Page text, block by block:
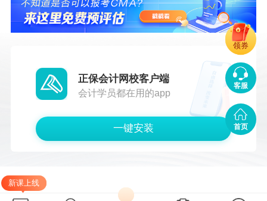
正保会计网校客户端
会计学员都在用的app
一键安装
新课上线
客服
首页
领券